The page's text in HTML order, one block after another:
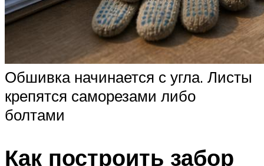
Обшивка начинается с угла. Листы
крепятся саморезами либо
болтами
Как построить забор